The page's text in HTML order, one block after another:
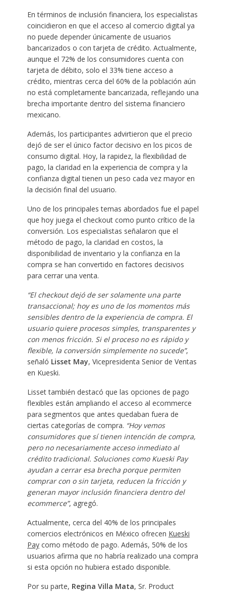
En términos de inclusión financiera, los especialistas
coincidieron en que el acceso al comercio digital ya
no puede depender únicamente de usuarios
bancarizados o con tarjeta de crédito. Actualmente,
aunque el 72% de los consumidores cuenta con
tarjeta de débito, solo el 33% tiene acceso a
crédito, mientras cerca del 60% de la población aún
no está completamente bancarizada, reflejando una
brecha importante dentro del sistema financiero
mexicano.
Además, los participantes advirtieron que el precio
dejó de ser el único factor decisivo en los picos de
consumo digital. Hoy, la rapidez, la flexibilidad de
pago, la claridad en la experiencia de compra y la
confianza digital tienen un peso cada vez mayor en
la decisión final del usuario.
Uno de los principales temas abordados fue el papel
que hoy juega el checkout como punto crítico de la
conversión. Los especialistas señalaron que el
método de pago, la claridad en costos, la
disponibilidad de inventario y la confianza en la
compra se han convertido en factores decisivos
para cerrar una venta.
“El checkout dejó de ser solamente una parte
transaccional; hoy es uno de los momentos más
sensibles dentro de la experiencia de compra. El
usuario quiere procesos simples, transparentes y
con menos fricción. Si el proceso no es rápido y
flexible, la conversión simplemente no sucede”,
señaló Lisset May, Vicepresidenta Senior de Ventas
en Kueski.
Lisset también destacó que las opciones de pago
flexibles están ampliando el acceso al ecommerce
para segmentos que antes quedaban fuera de
ciertas categorías de compra. “Hoy vemos
consumidores que sí tienen intención de compra,
pero no necesariamente acceso inmediato al
crédito tradicional. Soluciones como Kueski Pay
ayudan a cerrar esa brecha porque permiten
comprar con o sin tarjeta, reducen la fricción y
generan mayor inclusión financiera dentro del
ecommerce”, agregó.
Actualmente, cerca del 40% de los principales
comercios electrónicos en México ofrecen Kueski
Paycomo método de pago. Además, 50% de los
usuarios afirma que no habría realizado una compra
si esta opción no hubiera estado disponible.
Por su parte, Regina Villa Mata, Sr. Product